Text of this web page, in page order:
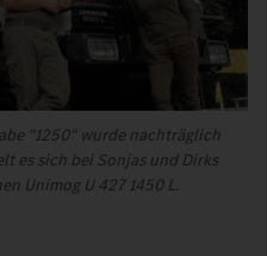
"1250" wurde nachträglich
es sich bei Sonjas und Dirks
Unimog U 427 1450 L.